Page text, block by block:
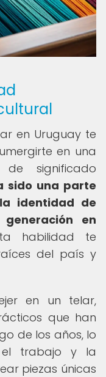
en Uruguay te
en una
significado
sido una parte
identidad de
en
habilidad te
del país y
en un telar,
que han
de los años, lo
trabajo y la
piezas únicas